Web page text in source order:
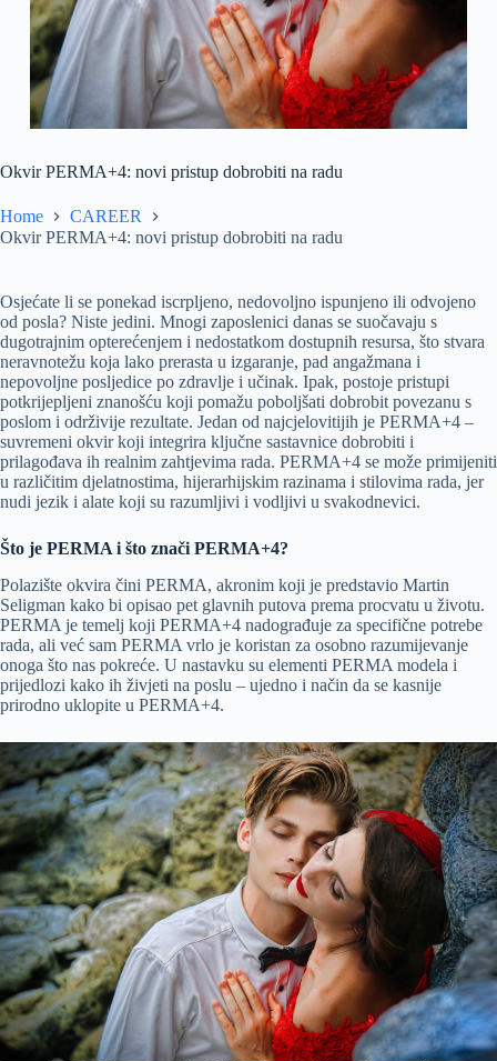
Okvir PERMA+4: novi pristup dobrobiti na radu
Home
CAREER
Okvir PERMA+4: novi pristup dobrobiti na radu
Osjećate li se ponekad iscrpljeno, nedovoljno ispunjeno ili odvojeno
od posla? Niste jedini. Mnogi zaposlenici danas se suočavaju s
dugotrajnim opterećenjem i nedostatkom dostupnih resursa, što stvara
neravnotežu koja lako prerasta u izgaranje, pad angažmana i
nepovoljne posljedice po zdravlje i učinak. Ipak, postoje pristupi
potkrijepljeni znanošću koji pomažu poboljšati dobrobit povezanu s
poslom i održivije rezultate. Jedan od najcjelovitijih je PERMA+4 –
suvremeni okvir koji integrira ključne sastavnice dobrobiti i
prilagođava ih realnim zahtjevima rada. PERMA+4 se može primijeniti
u različitim djelatnostima, hijerarhijskim razinama i stilovima rada, jer
nudi jezik i alate koji su razumljivi i vodljivi u svakodnevici.
Što je PERMA i što znači PERMA+4?
Polazište okvira čini PERMA, akronim koji je predstavio Martin
Seligman kako bi opisao pet glavnih putova prema procvatu u životu.
PERMA je temelj koji PERMA+4 nadograđuje za specifične potrebe
rada, ali već sam PERMA vrlo je koristan za osobno razumijevanje
onoga što nas pokreće. U nastavku su elementi PERMA modela i
prijedlozi kako ih živjeti na poslu – ujedno i način da se kasnije
prirodno uklopite u PERMA+4.